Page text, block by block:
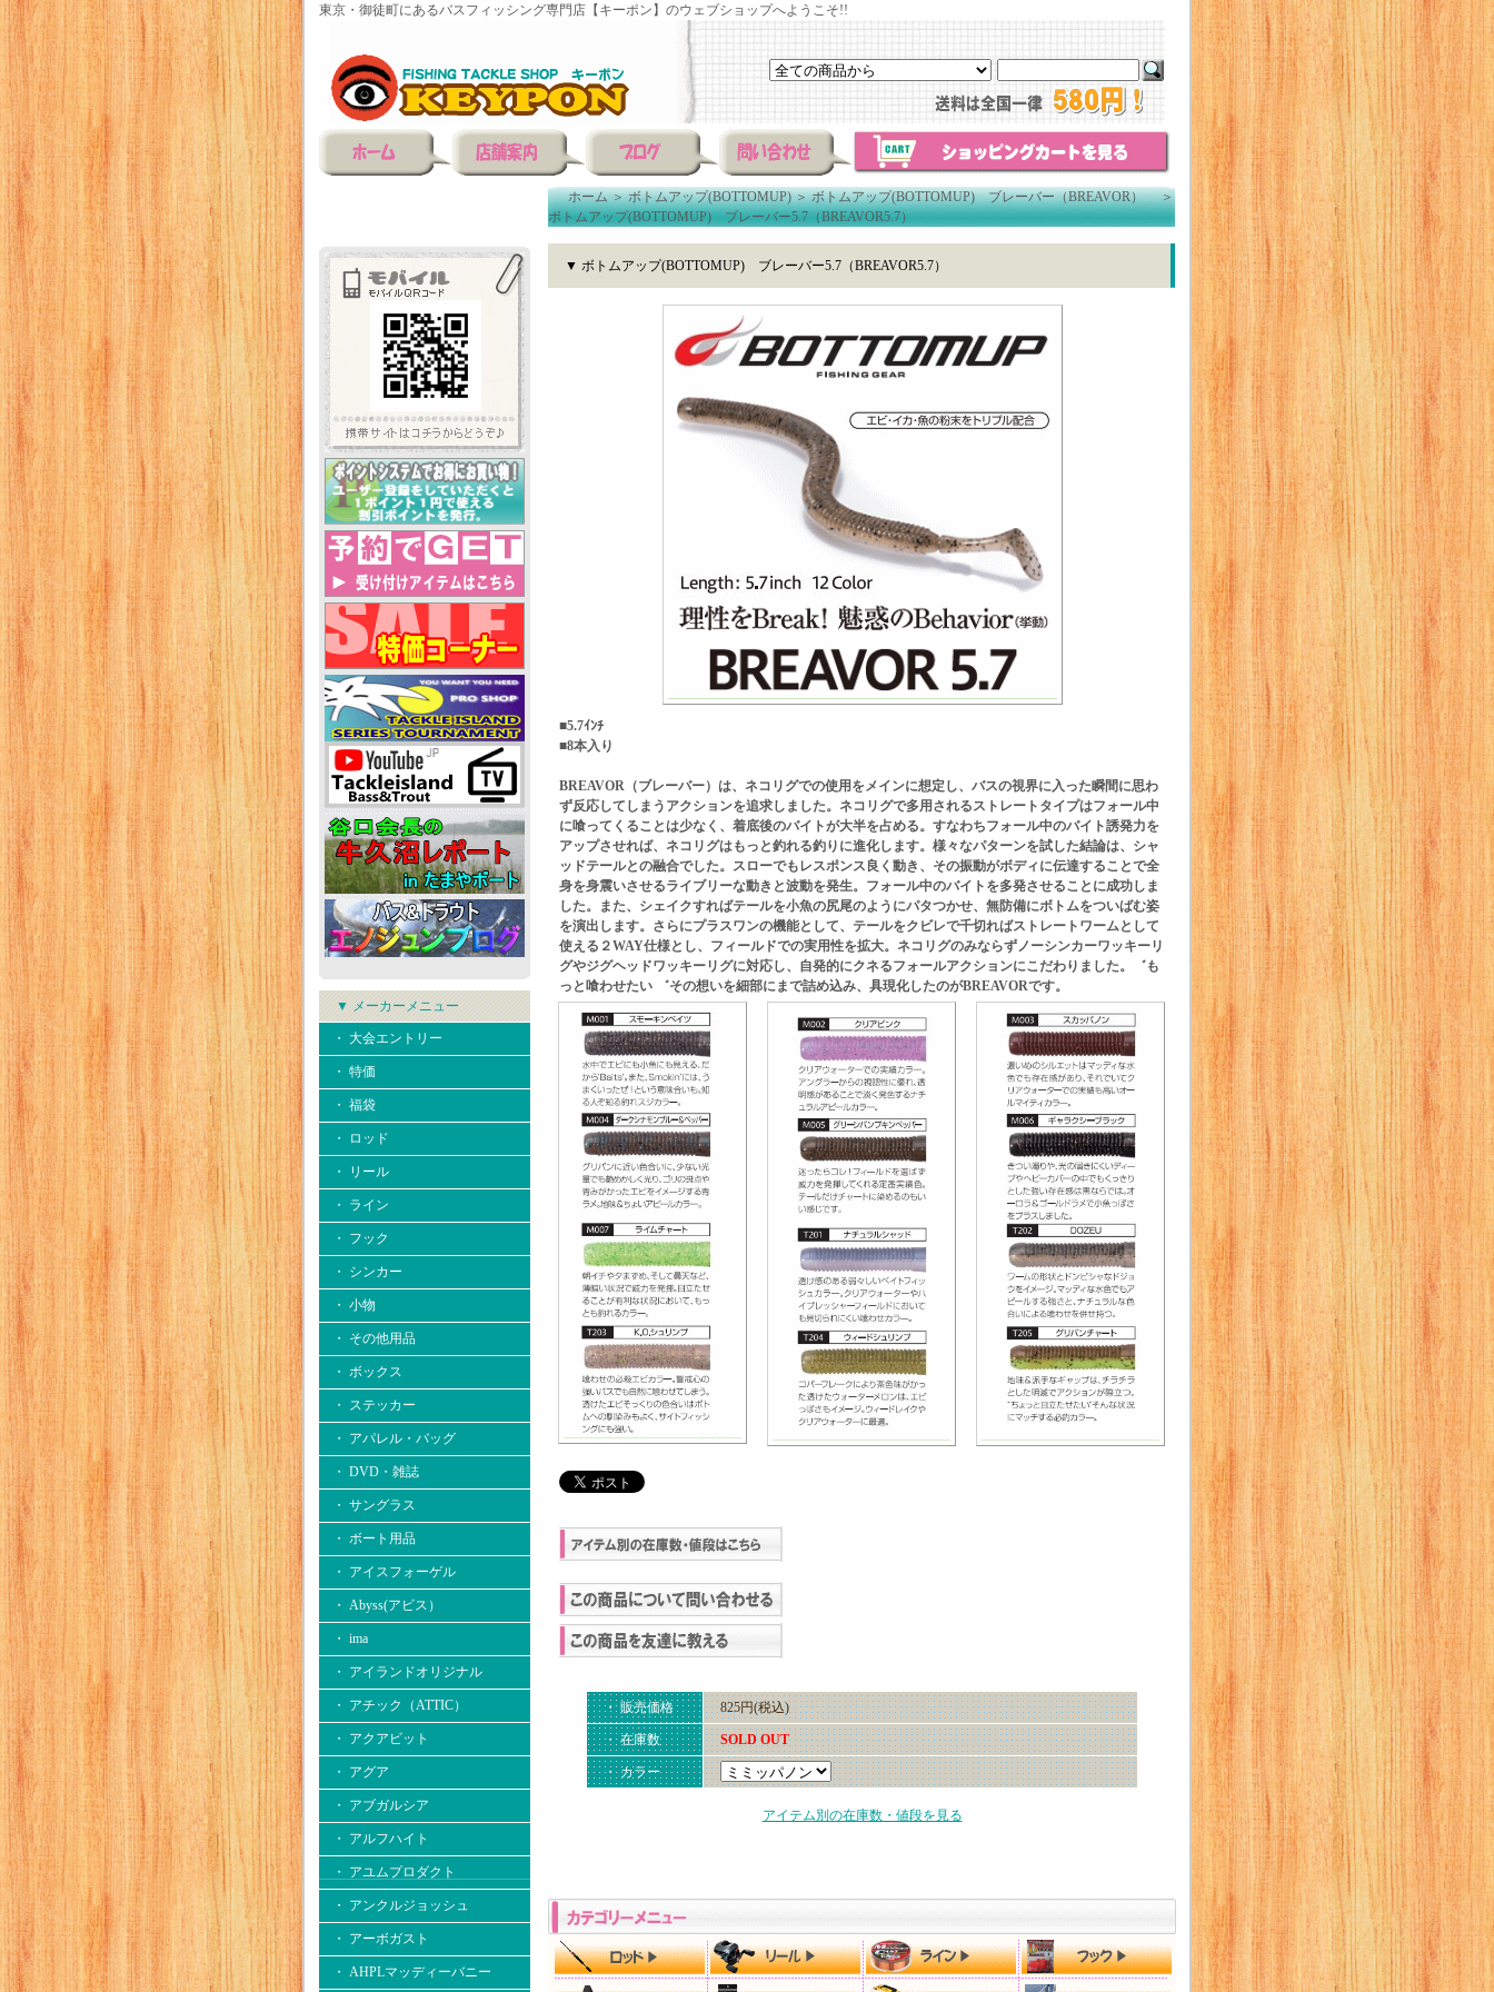
東京・御徒町にあるバスフィッシング専門店【キーポン】のウェブショップへようこそ!!
▼ メーカーメニュー
・ 大会エントリー
・ 特価
・ 福袋
・ ロッド
・ リール
・ ライン
・ フック
・ シンカー
・ 小物
・ その他用品
・ ボックス
・ ステッカー
・ アパレル・バッグ
・ DVD・雑誌
・ サングラス
・ ボート用品
・ アイスフォーゲル
・ Abyss(アビス）
・ ima
・ アイランドオリジナル
・ アチック（ATTIC）
・ アクアビット
・ アグア
・ アブガルシア
・ アルフハイト
・ アユムプロダクト
・ アンクルジョッシュ
・ アーボガスト
・ AHPLマッディーバニー
ホーム＞ボトムアップ(BOTTOMUP)＞ボトムアップ(BOTTOMUP) ブレーバー（BREAVOR）＞
ボトムアップ(BOTTOMUP) ブレーバー5.7（BREAVOR5.7）
▼ ボトムアップ(BOTTOMUP) ブレーバー5.7（BREAVOR5.7）
■5.7ｲﾝﾁ
■8本入り
BREAVOR（ブレーバー）は、ネコリグでの使用をメインに想定し、バスの視界に入った瞬間に思わ
ず反応してしまうアクションを追求しました。ネコリグで多用されるストレートタイプはフォール中
に喰ってくることは少なく、着底後のバイトが大半を占める。すなわちフォール中のバイト誘発力を
アップさせれば、ネコリグはもっと釣れる釣りに進化します。様々なパターンを試した結論は、シャ
ッドテールとの融合でした。スローでもレスポンス良く動き、その振動がボディに伝達することで全
身を身震いさせるライブリーな動きと波動を発生。フォール中のバイトを多発させることに成功しま
した。また、シェイクすればテールを小魚の尻尾のようにパタつかせ、無防備にボトムをついばむ姿
を演出します。さらにプラスワンの機能として、テールをクビレで千切ればストレートワームとして
使える２WAY仕様とし、フィールドでの実用性を拡大。ネコリグのみならずノーシンカーワッキーリ
グやジグヘッドワッキーリグに対応し、自発的にクネるフォールアクションにこだわりました。゛も
っと喰わせたい ゛その想いを細部にまで詰め込み、具現化したのがBREAVORです。
・ 販売価格 825円(税込)
・ 在庫数 SOLD OUT
・ カラー
アイテム別の在庫数・値段を見る